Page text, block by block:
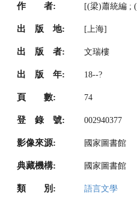
作 者: [(梁)蕭統編 ;
出 版 地: [上海]
出 版 者: 文瑞樓
出 版 年: 18--?
頁 數: 74
登 錄 號: 002940377
影像來源: 國家圖書館
典藏機構: 國家圖書館
類 別: 語言文學